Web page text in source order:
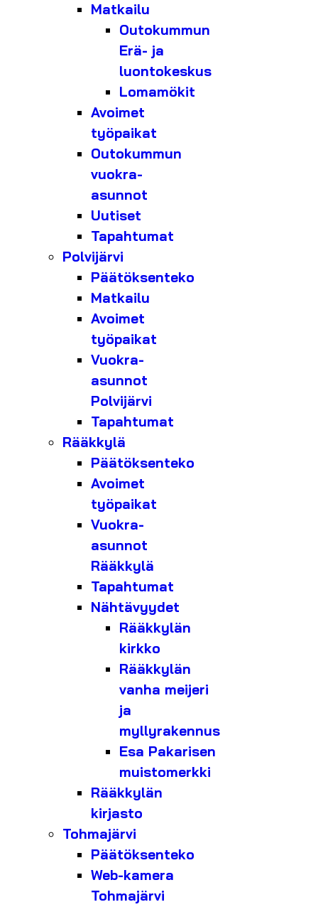
Matkailu
Outokummun
Erä- ja
luontokeskus
Lomamökit
Avoimet
työpaikat
Outokummun
vuokra-
asunnot
Uutiset
Tapahtumat
Polvijärvi
Päätöksenteko
Matkailu
Avoimet
työpaikat
Vuokra-
asunnot
Polvijärvi
Tapahtumat
Rääkkylä
Päätöksenteko
Avoimet
työpaikat
Vuokra-
asunnot
Rääkkylä
Tapahtumat
Nähtävyydet
Rääkkylän
kirkko
Rääkkylän
vanha meijeri
ja
myllyrakennus
Esa Pakarisen
muistomerkki
Rääkkylän
kirjasto
Tohmajärvi
Päätöksenteko
Web-kamera
Tohmajärvi